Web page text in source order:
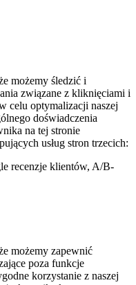
możemy śledzić i
związane z kliknięciami i
celu optymalizacji naszej
doświadczenia
na tej stronie
usług stron trzecich:
recenzje klientów, A/B-
możemy zapewnić
poza funkcje
korzystanie z naszej